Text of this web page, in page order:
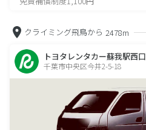
クライミング飛鳥から 2478m
トヨタレンタカー蘇我駅西口
千葉市中央区今井2-5-18